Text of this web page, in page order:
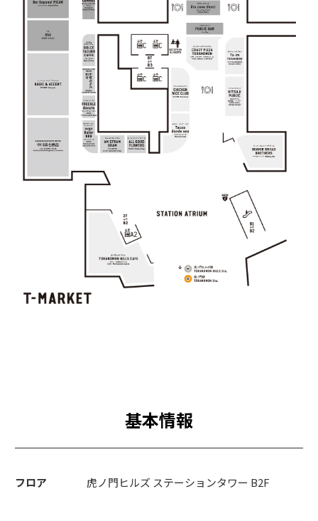
基本情報
フロア 虎ノ門ヒルズ ステーションタワー B2F